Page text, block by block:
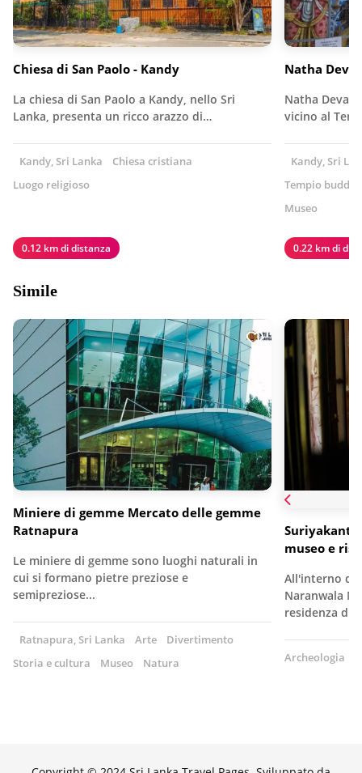
Chiesa di San Paolo - Kandy
La chiesa di San Paolo a Kandy, nello Sri
Lanka, presenta un ricco arazzo di…
Kandy, Sri Lanka
Chiesa cristiana
Luogo religioso
0.12 km di distanza
Natha
Natha
vicino al
Kandy, Sri
Tempio
Museo
0.22 km di
Simile
Miniere di gemme Mercato delle gemme
Ratnapura
Le miniere di gemme sono luoghi naturali in
cui si formano pietre preziose e
semipreziose...
Ratnapura, Sri Lanka Arte
Divertimento
Storia e cultura
Museo Natura
museo e
All'interno di
Naranwala
residenza di
Archeologia